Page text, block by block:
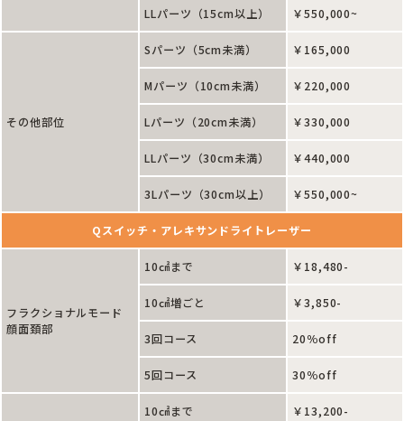
LLパーツ（15cm以上） ￥550,000~
その他部位
Sパーツ（5cm未満） ￥165,000
Mパーツ（10cm未満） ￥220,000
Lパーツ（20cm未満） ￥330,000
LLパーツ（30cm未満） ￥440,000
3Lパーツ（30cm以上） ￥550,000~
Qスイッチ・アレキサンドライトレーザー
フラクショナルモード
顔面頚部
10㎠まで ￥18,480-
10㎠増ごと ￥3,850-
3回コース 20％off
5回コース 30％off
10㎠まで ￥13,200-